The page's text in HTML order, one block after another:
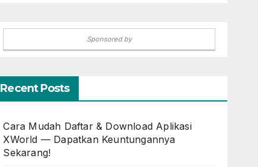
Sponsored by
Recent Posts
Cara Mudah Daftar & Download Aplikasi
XWorld — Dapatkan Keuntungannya
Sekarang!